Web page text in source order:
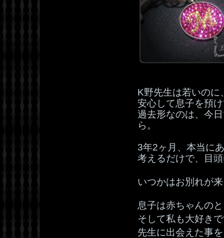
K野先生は若いのに
安心して息子を預
過去形なのは、今
ら。
3年2ヶ月、本当に
考えるだけで、目
いつかはお別れが
息子は赤ちゃんの
そして私も大好き
先生に出会えた事